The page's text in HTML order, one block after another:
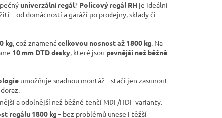
univerzální regál? Policový regál RH je ideální
– od domácností a garáží po prodejny, sklady či
kg, což znamenácelkovou nosnost až 1800 kg. Na
10 mm DTD desky, které jsou pevnější než běžně
umožňuje snadnou montáž – stačí jen zasunout
a odolnější než běžné tenčí MDF/HDF varianty.
regálu 1800 kg– bez problémů unese i těžší